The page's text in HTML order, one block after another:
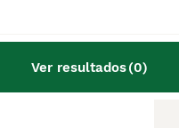
Ver resultados(0)